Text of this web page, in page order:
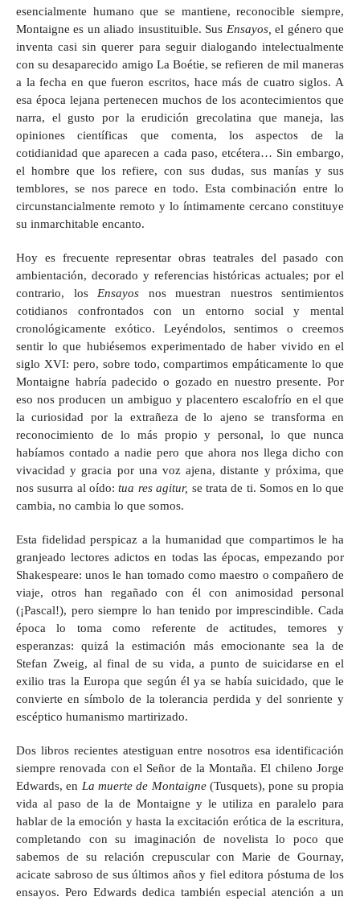
esencialmente humano que se mantiene, reconocible siempre,
Montaigne es un aliado insustituible. Sus Ensayos, el género que
inventa casi sin querer para seguir dialogando intelectualmente
con su desaparecido amigo La Boétie, se refieren de mil maneras
a la fecha en que fueron escritos, hace más de cuatro siglos. A
esa época lejana pertenecen muchos de los acontecimientos que
narra, el gusto por la erudición grecolatina que maneja, las
opiniones científicas que comenta, los aspectos de la
cotidianidad que aparecen a cada paso, etcétera… Sin embargo,
el hombre que los refiere, con sus dudas, sus manías y sus
temblores, se nos parece en todo. Esta combinación entre lo
circunstancialmente remoto y lo íntimamente cercano constituye
su inmarchitable encanto.
Hoy es frecuente representar obras teatrales del pasado con
ambientación, decorado y referencias históricas actuales; por el
contrario, los Ensayos nos muestran nuestros sentimientos
cotidianos confrontados con un entorno social y mental
cronológicamente exótico. Leyéndolos, sentimos o creemos
sentir lo que hubiésemos experimentado de haber vivido en el
siglo XVI: pero, sobre todo, compartimos empáticamente lo que
Montaigne habría padecido o gozado en nuestro presente. Por
eso nos producen un ambiguo y placentero escalofrío en el que
la curiosidad por la extrañeza de lo ajeno se transforma en
reconocimiento de lo más propio y personal, lo que nunca
habíamos contado a nadie pero que ahora nos llega dicho con
vivacidad y gracia por una voz ajena, distante y próxima, que
nos susurra al oído:tua res agitur, se trata de ti. Somos en lo que
cambia, no cambia lo que somos.
Esta fidelidad perspicaz a la humanidad que compartimos le ha
granjeado lectores adictos en todas las épocas, empezando por
Shakespeare: unos le han tomado como maestro o compañero de
viaje, otros han regañado con él con animosidad personal
(¡Pascal!), pero siempre lo han tenido por imprescindible. Cada
época lo toma como referente de actitudes, temores y
esperanzas: quizá la estimación más emocionante sea la de
Stefan Zweig, al final de su vida, a punto de suicidarse en el
exilio tras la Europa que según él ya se había suicidado, que le
convierte en símbolo de la tolerancia perdida y del sonriente y
escéptico humanismo martirizado.
Dos libros recientes atestiguan entre nosotros esa identificación
siempre renovada con el Señor de la Montaña. El chileno Jorge
Edwards, en La muerte de Montaigne(Tusquets), pone su propia
vida al paso de la de Montaigne y le utiliza en paralelo para
hablar de la emoción y hasta la excitación erótica de la escritura,
completando con su imaginación de novelista lo poco que
sabemos de su relación crepuscular con Marie de Gournay,
acicate sabroso de sus últimos años y fiel editora póstuma de los
ensayos. Pero Edwards dedica también especial atención a un